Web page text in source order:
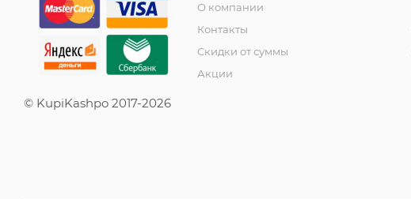
© KupiKashpo 2017-2026
О компании
Контакты
Скидки от суммы
Акции